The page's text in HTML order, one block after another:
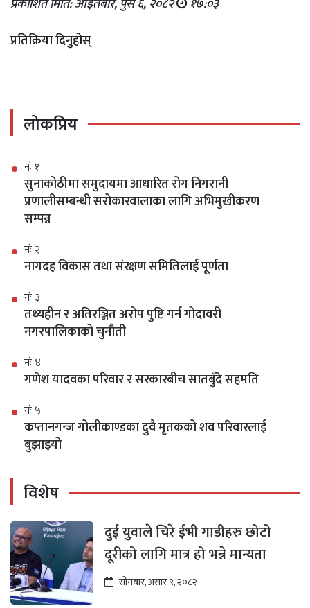
प्रतिक्रिया दिनुहोस्
लोकप्रिय
नंः १
सुनाकोठीमा समुदायमा आधारित रोग निगरानी
प्रणालीसम्बन्धी सरोकारवालाका लागि अभिमुखीकरण
सम्पन्न
नंः २
नागदह विकास तथा संरक्षण समितिलाई पूर्णता
नंः ३
तथ्यहीन र अतिरञ्जित अरोप पुष्टि गर्न गोदावरी
नगरपालिकाको चुनौती
नंः ४
गणेश यादवका परिवार र सरकारबीच सातबुँदे सहमति
नंः ५
कप्तानगन्ज गोलीकाण्डका दुवै मृतकको शव परिवारलाई
बुझाइयो
विशेष
दुई युवाले चिरे ईभी गाडीहरु छोटो
दूरीको लागि मात्र हो भन्ने मान्यता
सोमबार, असार ९, २०८२